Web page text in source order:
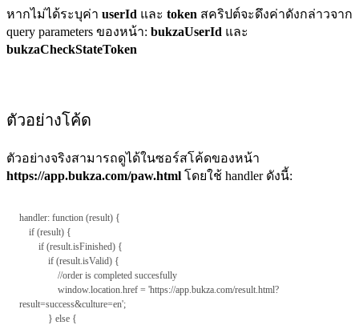
หากไม่ได้ระบุค่า userId และ token สคริปต์จะดึงค่าดังกล่าวจาก
query parameters ของหน้า: bukzaUserId และ
bukzaCheckStateToken
ตัวอย่างโค้ด
ตัวอย่างจริงสามารถดูได้ในซอร์สโค้ดของหน้า
https://app.bukza.com/paw.html โดยใช้ handler ดังนี้:
handler: function (result) {
if (result) {
if (result.isFinished) {
if (result.isValid) {
//order is completed succesfully
window.location.href = 'https://app.bukza.com/result.html?
result=success&culture=en';
} else {